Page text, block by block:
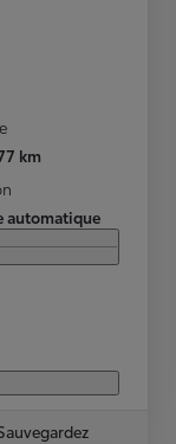
km
automatique